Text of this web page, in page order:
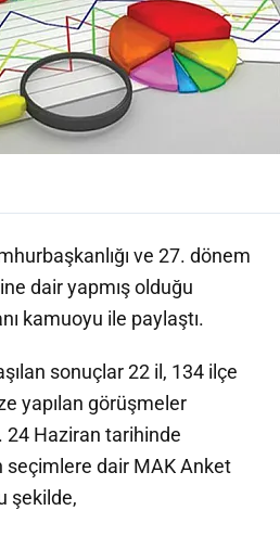
ve 27. dönem
dair yapmış olduğu
kamuoyu ile paylaştı.
sonuçlar 22 il, 134 ilçe
yapılan görüşmeler
24 Haziran tarihinde
dair MAK Anket
şekilde,